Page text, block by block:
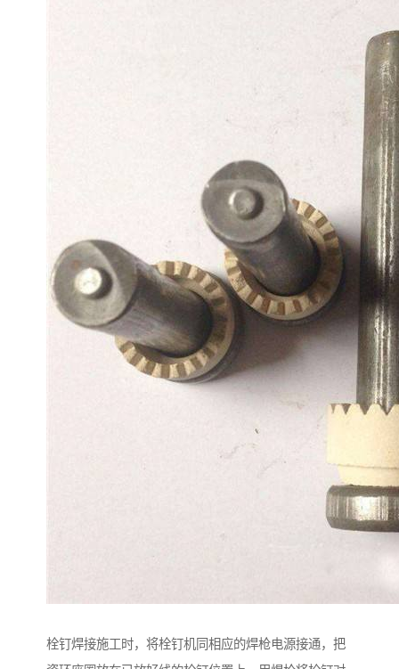
栓钉焊接施工时，将栓钉机同相应的焊枪电源接通，把